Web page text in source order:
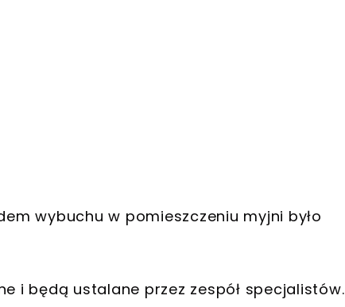
wybuchu w pomieszczeniu myjni było
i będą ustalane przez zespół specjalistów.